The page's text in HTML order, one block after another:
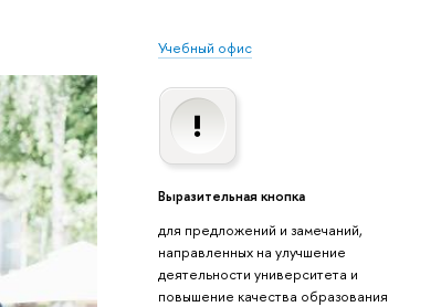
Учебный офис
Выразительная кнопка
для предложений и замечаний,
направленных на улучшение
деятельности университета и
повышение качества образования